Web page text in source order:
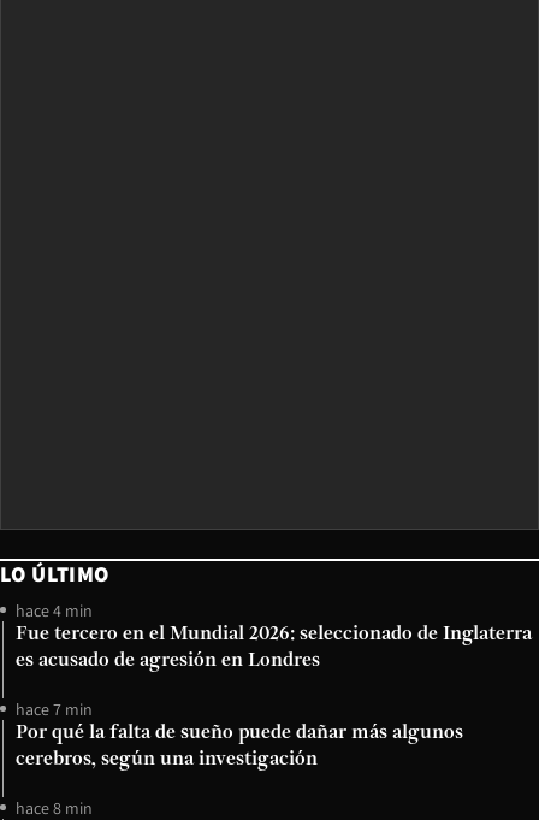
LO ÚLTIMO
hace 4 min
Fue tercero en el Mundial 2026: seleccionado de Inglaterra
es acusado de agresión en Londres
hace 7 min
Por qué la falta de sueño puede dañar más algunos
cerebros, según una investigación
hace 8 min